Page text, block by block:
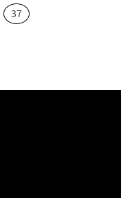
37